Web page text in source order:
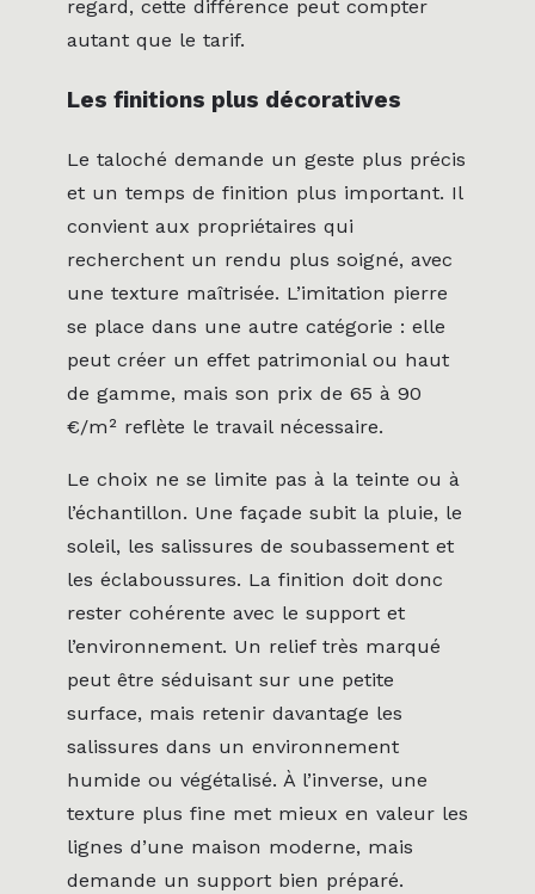
regard, cette différence peut compter
autant que le tarif.
Les finitions plus décoratives
Le taloché demande un geste plus précis
et un temps de finition plus important. Il
convient aux propriétaires qui
recherchent un rendu plus soigné, avec
une texture maîtrisée. L’imitation pierre
se place dans une autre catégorie : elle
peut créer un effet patrimonial ou haut
de gamme, mais son prix de 65 à 90
€/m² reflète le travail nécessaire.
Le choix ne se limite pas à la teinte ou à
l’échantillon. Une façade subit la pluie, le
soleil, les salissures de soubassement et
les éclaboussures. La finition doit donc
rester cohérente avec le support et
l’environnement. Un relief très marqué
peut être séduisant sur une petite
surface, mais retenir davantage les
salissures dans un environnement
humide ou végétalisé. À l’inverse, une
texture plus fine met mieux en valeur les
lignes d’une maison moderne, mais
demande un support bien préparé.